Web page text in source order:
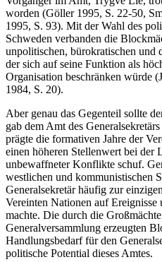
worden (Göller 1995, S. 22-50,
1995, S. 93). Mit der Wahl des
Schweden verbanden die
unpolitischen, bürokratischen und
der sich auf seine Funktion als
Organisation beschränken würde
1984, S. 20).
Aber genau das Gegenteil sollte
gab dem Amt des
prägte die formativen Jahre der
einen höheren Stellenwert bei der
unbewaffneter Konflikte schuf.
westlichen und kommunistischen
Generalsekretär häufig zur
Vereinten Nationen auf Ereignisse
machte. Die durch die
Generalversammlung erzeugten
Handlungsbedarf für den
politische Potential dieses Amtes.